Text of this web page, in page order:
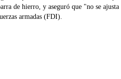
de hierro, y aseguró que "no se ajusta
armadas (FDI).